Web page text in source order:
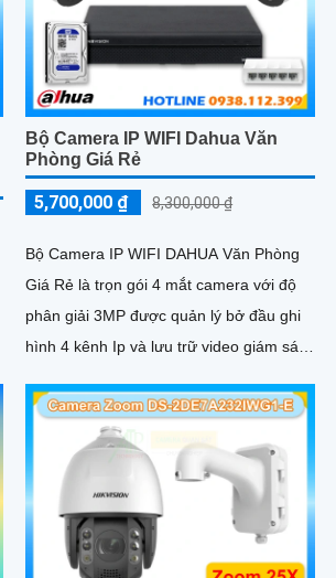
Bộ Camera IP WIFI Dahua Văn
Phòng Giá Rẻ
5,700,000 ₫ 8,300,000 ₫
Bộ Camera IP WIFI DAHUA Văn Phòng
Giá Rẻ là trọn gói 4 mắt camera với độ
phân giải 3MP được quản lý bở đầu ghi
hình 4 kênh Ip và lưu trữ video giám sát
với đầy đủ các chưc năng như AI Phát
hiện chuyển động, đàm thoại âm thanh 2
chiều và giám sát có màu vào ban đêm